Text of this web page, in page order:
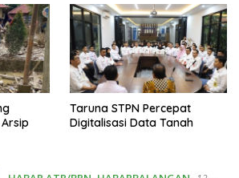
Taruna STPN Percepat
Digitalisasi Data Tanah